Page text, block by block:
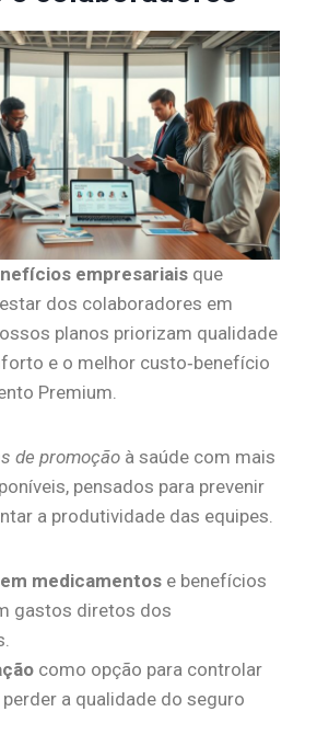
empresariais que
dos colaboradores em
planos priorizam qualidade
e o melhor custo‑benefício
Premium.
de promoção à saúde com mais
pensados para prevenir
a produtividade das equipes.
medicamentos e benefícios
gastos diretos dos
como opção para controlar
a qualidade do seguro